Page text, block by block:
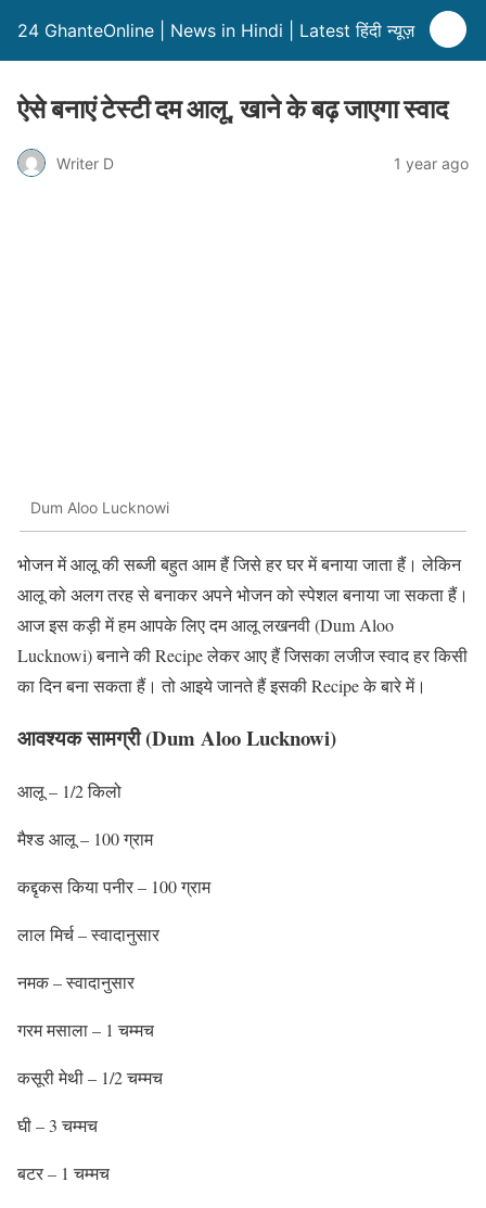
24 GhanteOnline | News in Hindi | Latest हिंदी न्यूज़
ऐसे बनाएं टेस्टी दम आलू, खाने के बढ़ जाएगा स्वाद
Writer D 1 year ago
Dum Aloo Lucknowi
भोजन में आलू की सब्जी बहुत आम हैं जिसे हर घर में बनाया जाता हैं। लेकिन
आलू को अलग तरह से बनाकर अपने भोजन को स्पेशल बनाया जा सकता हैं।
आज इस कड़ी में हम आपके लिए दम आलू लखनवी (Dum Aloo
Lucknowi) बनाने की Recipe लेकर आए हैं जिसका लजीज स्वाद हर किसी
का दिन बना सकता हैं। तो आइये जानते हैं इसकी Recipe के बारे में।
आवश्यक सामग्री (Dum Aloo Lucknowi)
आलू – 1/2 किलो
मैश्ड आलू – 100 ग्राम
कद्दृकस किया पनीर – 100 ग्राम
लाल मिर्च – स्वादानुसार
नमक – स्वादानुसार
गरम मसाला – 1 चम्मच
कसूरी मेथी – 1/2 चम्मच
घी – 3 चम्मच
बटर – 1 चम्मच